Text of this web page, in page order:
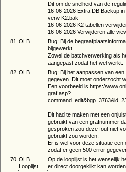
Dit om de snelheid van de
16-06-2026 Extra DB Backup
verw K2.bak
16-06-2026 K2 tabellen
16-06-2026 Verwijderen alle
81 OLB
Bug: Bij de
bijgewerkt
Zowel de batchverwerking als
aangepast zodat het wel werkt.
82 OLB
Bug: Bij het aanpassen van
gegeven. Dit moet onderzocht
Een voorbeeld is https://
graf.asp?
Dit had te maken met een
gebruikt van een grafnummer
gesproken zou deze fout niet
gebruikt zou worden.
Er is wel voor deze situatie een
zodat er geen 500 error
70 OLB
Looplijst
Op de looplijst is het wenselijk
er direct doorgeklikt kan